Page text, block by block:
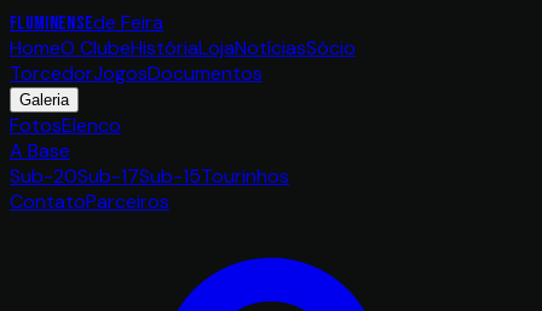
FLUMINENSEde Feira
HomeO ClubeHistóriaLojaNotíciasSócio
TorcedorJogosDocumentos
Galeria
FotosElenco
A Base
Sub-20Sub-17Sub-15Tourinhos
ContatoParceiros